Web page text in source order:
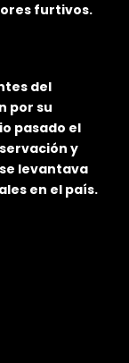
furtivos.
del
por su
pasado el
y
levantava
en el país.